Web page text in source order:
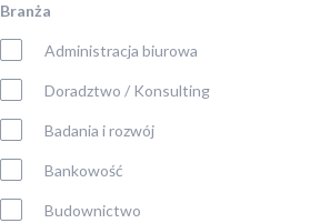
Branża
Administracja biurowa
Doradztwo / Konsulting
Badania i rozwój
Bankowość
Budownictwo